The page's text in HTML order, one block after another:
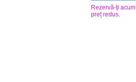
Rezervă-ți
preț redus.